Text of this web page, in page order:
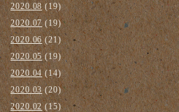
2020.08(19)
2020.07 (19)
2020.06(21)
2020.05(19)
2020.04(14)
2020.03 (20)
2020.02(15)